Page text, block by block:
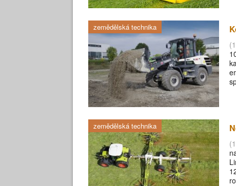
zemědělská technika
zemědělská technika